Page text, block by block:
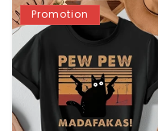
Promotion